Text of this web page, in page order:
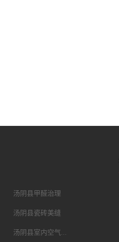
汤阴县甲醛治理
汤阴县瓷砖美缝
汤阴县室内空气...